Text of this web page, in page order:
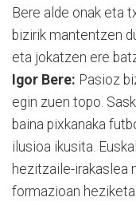
Bere alde onak eta
bizirik mantentzen
eta jokatzen ere
Igor Bere: Pasioz
egin zuen topo.
baina pixkanaka
ilusioa ikusita.
hezitzaile-irakaslea
formazioan